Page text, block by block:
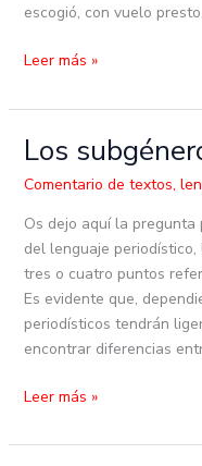
escogió, con vuelo
Leer más »
Los
Comentario de textos,
Os dejo aquí la
del lenguaje
tres o cuatro puntos
Es evidente que,
periodísticos tendrán
encontrar diferencias
Los
periodísticos
Leer más »